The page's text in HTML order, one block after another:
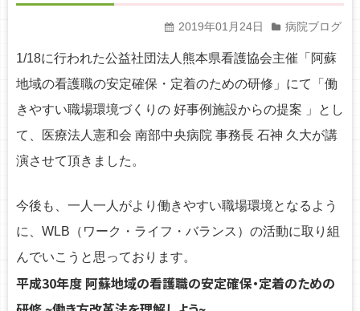
2019年01月24日 病院ブログ
1/18に行われた公益社団法人熊本県看護協会主催「阿蘇
地域の看護職の安定確保・定着のための研修」にて「働
きやすい職場環境づくりの 好事例施設からの提案 」とし
て、医療法人憲和会 南部中央病院 事務長 石神 久大が講
演させて頂きました。
今後も、一人一人がより働きやすい職場環境となるよう
に、WLB（ワーク・ライフ・バランス）の活動に取り組
んでいこうと思っております。
平成30年度 阿蘇地域の看護職の安定確保・定着のための